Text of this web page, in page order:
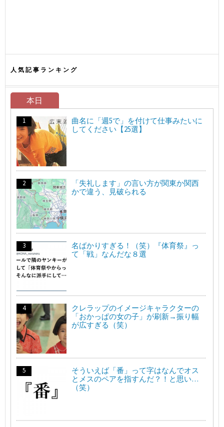
人気記事ランキング
本日
曲名に「週5で」を付けて仕事みたいに
してください【25選】
「失礼します」の言い方が関東か関西
かで違う、見破られる
名ばかりすぎる！（笑）『体育祭』っ
て「戦」なんだな８選
クレラップのイメージキャラクターの
「おかっぱの女の子」が刷新→振り幅
が広すぎる（笑）
そういえば「番」って字はなんでオス
とメスのペアを指すんだ？！と思い…
（笑）